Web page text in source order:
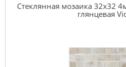
Стеклянная мозаика 32x32
глянцевая